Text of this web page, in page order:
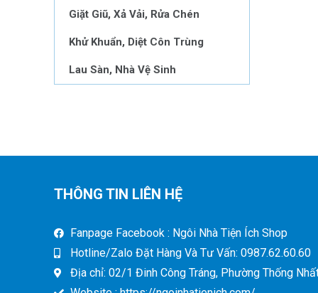
Giặt Giũ, Xả Vải, Rửa Chén
Khử Khuẩn, Diệt Côn Trùng
Lau Sàn, Nhà Vệ Sinh
THÔNG TIN LIÊN HỆ
Fanpage Facebook : Ngôi Nhà Tiện Ích Shop
Hotline/Zalo Đặt Hàng Và Tư Vấn: 0987.62.60.60
Địa chỉ: 02/1 Đinh Công Tráng, Phường Thống